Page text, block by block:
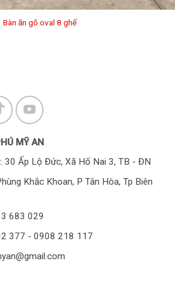
Bàn ăn gõ oval 8 ghế
MỸ AN
30 Ấp Lộ Đức, Xã Hố Nai 3, TB - ĐN
Khắc Khoan, P Tân Hòa, Tp Biên
683 029
377 - 0908 218 117